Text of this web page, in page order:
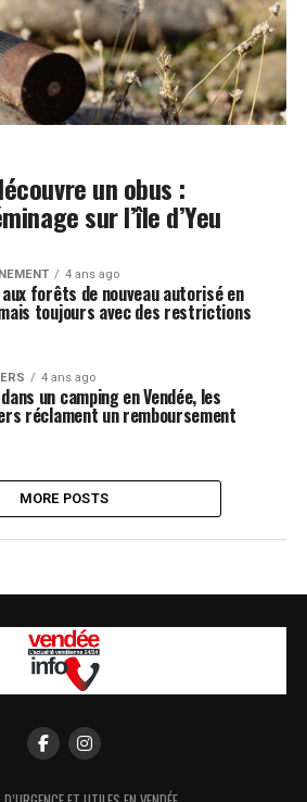
un obus :
sur l’île d’Yeu
4 ans ago
aux forêts de nouveau autorisé en
toujours avec des restrictions
4 ans ago
un camping en Vendée, les
réclament un remboursement
MORE POSTS